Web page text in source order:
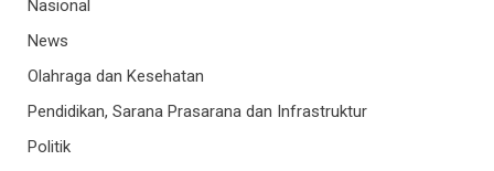
Nasional
News
Olahraga dan Kesehatan
Pendidikan, Sarana Prasarana dan Infrastruktur
Politik